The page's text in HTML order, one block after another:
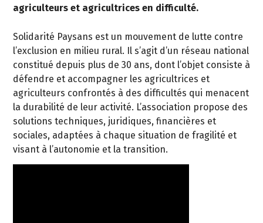
agriculteurs et agricultrices en difficulté.
Solidarité Paysans est un mouvement de lutte contre
l’exclusion en milieu rural. Il s’agit d’un réseau national
constitué depuis plus de 30 ans, dont l’objet consiste à
défendre et accompagner les agricultrices et
agriculteurs confrontés à des difficultés qui menacent
la durabilité de leur activité. L’association propose des
solutions techniques, juridiques, financières et
sociales, adaptées à chaque situation de fragilité et
visant à l’autonomie et la transition.